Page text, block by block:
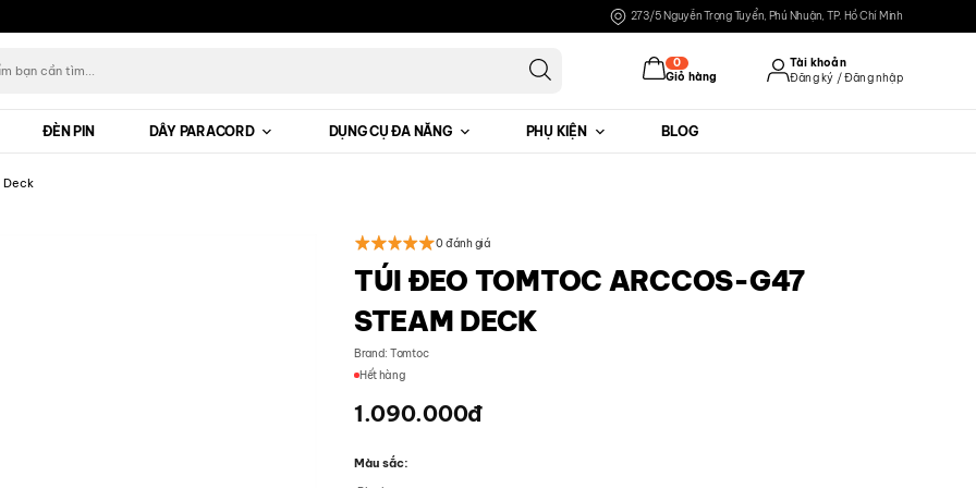
273/5 Nguyễn Trọng Tuyển, Phú Nhuận, TP. Hồ Chí Minh
0
Giỏ hàng
Tài khoản
Đăng ký / Đăng nhập
ĐÈN PIN DÂY PARACORD DỤNG CỤ ĐA NĂNG PHỤ KIỆN BLOG
0 đánh giá
TÚI ĐEO TOMTOC ARCCOS-G47
STEAM DECK
Brand: Tomtoc
Hết hàng
1.090.000đ
Màu sắc